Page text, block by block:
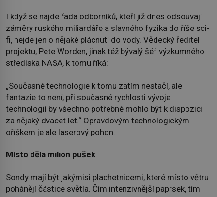
I když se najde řada odborníků, kteří již dnes odsouvají
záměry ruského miliardáře a slavného fyzika do říše sci-
fi, nejde jen o nějaké plácnutí do vody. Vědecký ředitel
projektu, Pete Worden, jinak též bývalý šéf výzkumného
střediska NASA, k tomu říká:
„Současné technologie k tomu zatím nestačí, ale
fantazie to není, při současné rychlosti vývoje
technologií by všechno potřebné mohlo být k dispozici
za nějaký dvacet let.“ Opravdovým technologickým
oříškem je ale laserový pohon.
Místo děla milion pušek
Sondy mají být jakýmisi plachetnicemi, které místo větru
pohánějí částice světla. Čím intenzivnější paprsek, tím